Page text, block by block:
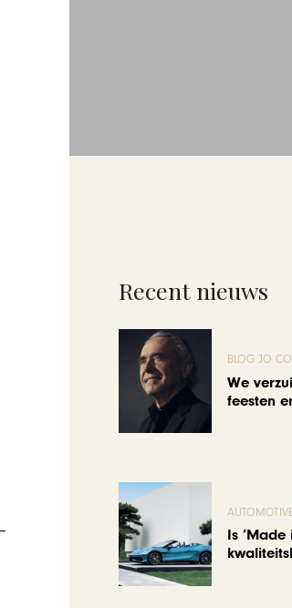
Recent nieuws
BLOG JO
We
feesten
Is ‘Made